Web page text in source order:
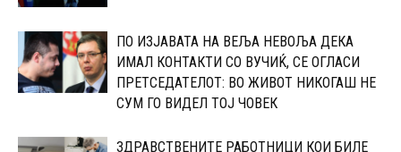
ПО ИЗЈАВАТА НА ВЕЉА НЕВОЉА ДЕКА
ИМАЛ КОНТАКТИ СО ВУЧИЌ, СЕ ОГЛАСИ
ПРЕТСЕДАТЕЛОТ: ВО ЖИВОТ НИКОГАШ НЕ
СУМ ГО ВИДЕЛ ТОЈ ЧОВЕК
ЗДРАВСТВЕНИТЕ РАБОТНИЦИ КОИ БИЛЕ